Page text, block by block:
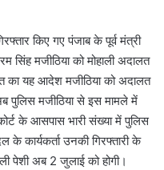
किए गए पंजाब के पूर्व मंत्री
सिंह मजीठिया को मोहाली अदालत
का यह आदेश मजीठिया को अदालत
पुलिस मजीठिया से इस मामले में
के आसपास भारी संख्या में पुलिस
के कार्यकर्ता उनकी गिरफ्तारी के
पेशी अब 2 जुलाई को होगी।